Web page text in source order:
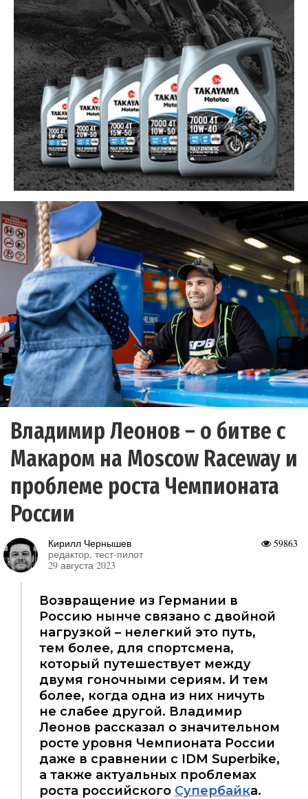
Владимир Леонов – о битве с
Макаром на Moscow Raceway и
проблеме роста Чемпионата
России
59863
Кирилл Чернышев
редактор, тест-пилот
29 августа 2023
Возвращение из Германии в
Россию нынче связано с двойной
нагрузкой – нелегкий это путь,
тем более, для спортсмена,
который путешествует между
двумя гоночными сериям. И тем
более, когда одна из них ничуть
не слабее другой. Владимир
Леонов рассказал о значительном
росте уровня Чемпионата России
даже в сравнении с IDM Superbike,
а также актуальных проблемах
роста российского Супербайка.